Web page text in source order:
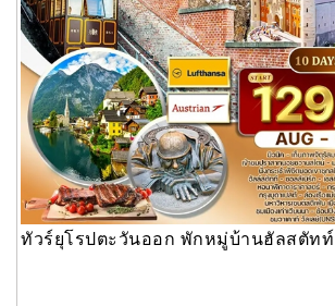
ทัวร์ยุโรปตะวันออก พักหมู่บ้านฮัลสตัท